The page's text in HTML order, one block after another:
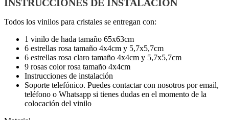
INSTRUCCIONES DE INSTALACIÓN
Todos los vinilos para cristales se entregan con:
1 vinilo de hada tamaño 65x63cm
6 estrellas rosa tamaño 4x4cm y 5,7x5,7cm
6 estrellas rosa claro tamaño 4x4cm y 5,7x5,7cm
9 rosas color rosa tamaño 4x4cm
Instrucciones de instalación
Soporte telefónico. Puedes contactar con nosotros por email,
teléfono o Whatsapp si tienes dudas en el momento de la
colocación del vinilo